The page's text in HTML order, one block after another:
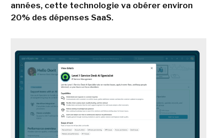
années, cette technologie va obérer environ
20% des dépenses SaaS.